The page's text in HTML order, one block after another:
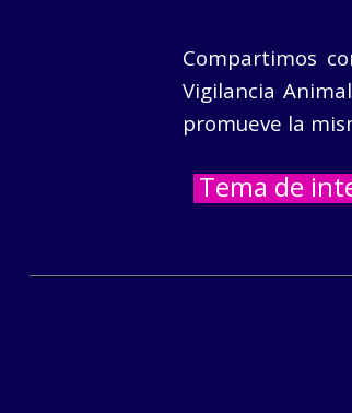
Compartimos
Vigilancia
promueve la
Tema de